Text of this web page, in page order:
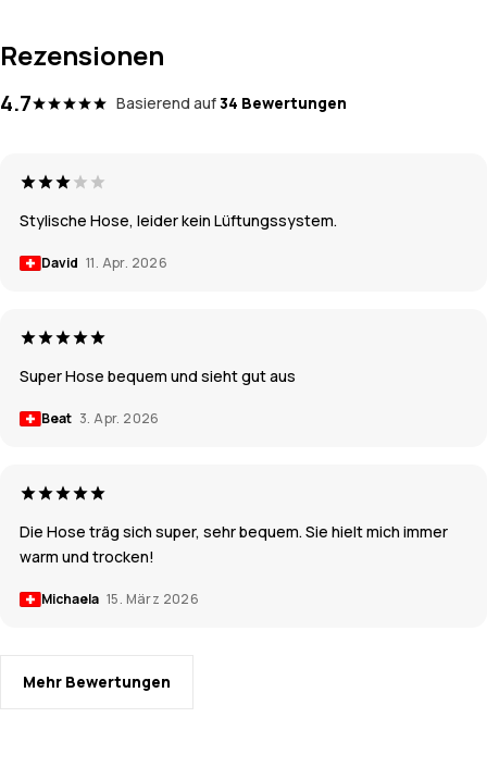
Rezensionen
4.7 Basierend auf34 Bewertungen
Stylische Hose, leider kein Lüftungssystem.
David 11. Apr. 2026
Super Hose bequem und sieht gut aus
Beat 3. Apr. 2026
Die Hose träg sich super, sehr bequem. Sie hielt mich immer
warm und trocken!
Michaela 15. März 2026
Mehr Bewertungen